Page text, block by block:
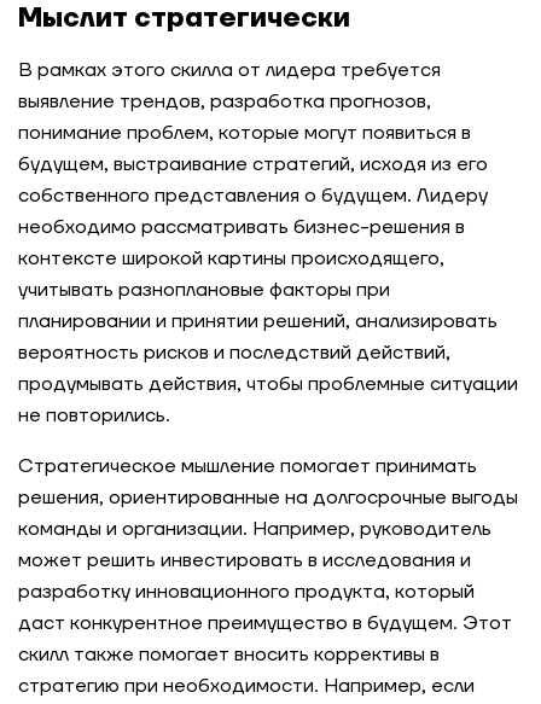
Мыслит стратегически
В рамках этого скилла от лидера требуется
выявление трендов, разработка прогнозов,
понимание проблем, которые могут появиться в
будущем, выстраивание стратегий, исходя из его
собственного представления о будущем. Лидеру
необходимо рассматривать бизнес-решения в
контексте широкой картины происходящего,
учитывать разноплановые факторы при
планировании и принятии решений, анализировать
вероятность рисков и последствий действий,
продумывать действия, чтобы проблемные ситуации
не повторились.
Стратегическое мышление помогает принимать
решения, ориентированные на долгосрочные выгоды
команды и организации. Например, руководитель
может решить инвестировать в исследования и
разработку инновационного продукта, который
даст конкурентное преимущество в будущем. Этот
скилл также помогает вносить коррективы в
стратегию при необходимости. Например, если